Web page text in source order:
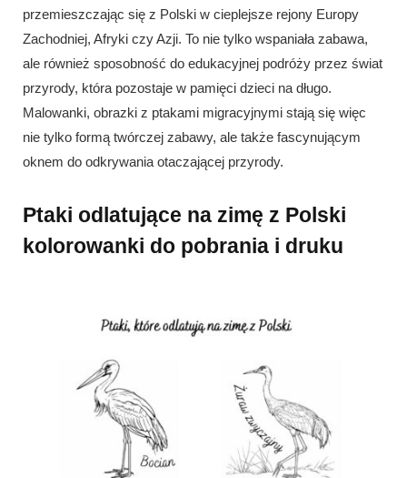
przemieszczając się z Polski w cieplejsze rejony Europy
Zachodniej, Afryki czy Azji. To nie tylko wspaniała zabawa,
ale również sposobność do edukacyjnej podróży przez świat
przyrody, która pozostaje w pamięci dzieci na długo.
Malowanki, obrazki z ptakami migracyjnymi stają się więc
nie tylko formą twórczej zabawy, ale także fascynującym
oknem do odkrywania otaczającej przyrody.
Ptaki odlatujące na zimę z Polski
kolorowanki do pobrania i druku